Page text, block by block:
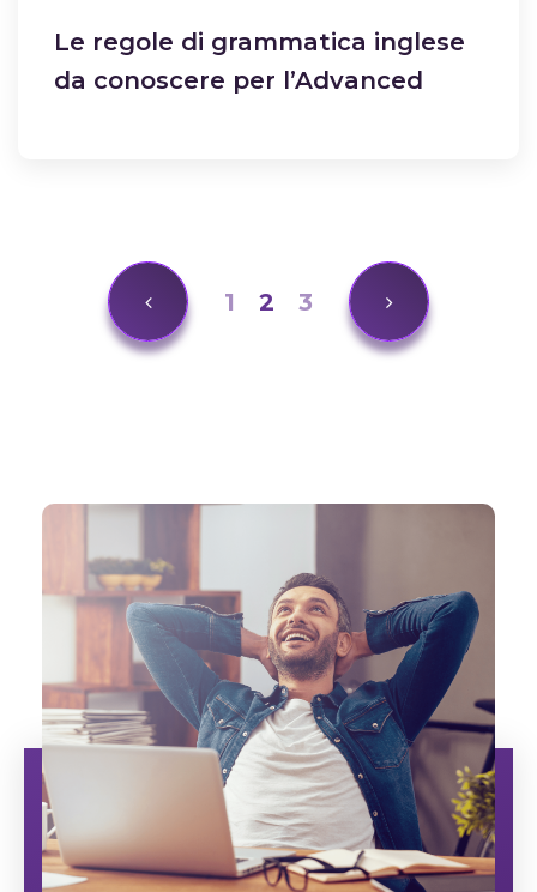
Le regole di grammatica inglese
da conoscere per l’Advanced
1 2 3